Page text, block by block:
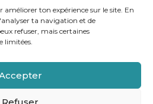
améliorer ton expérience sur le site. En
ta navigation et de
refuser, mais certaines
limitées.
Refuser
Générales de Vente
de Confidentialité
Légales